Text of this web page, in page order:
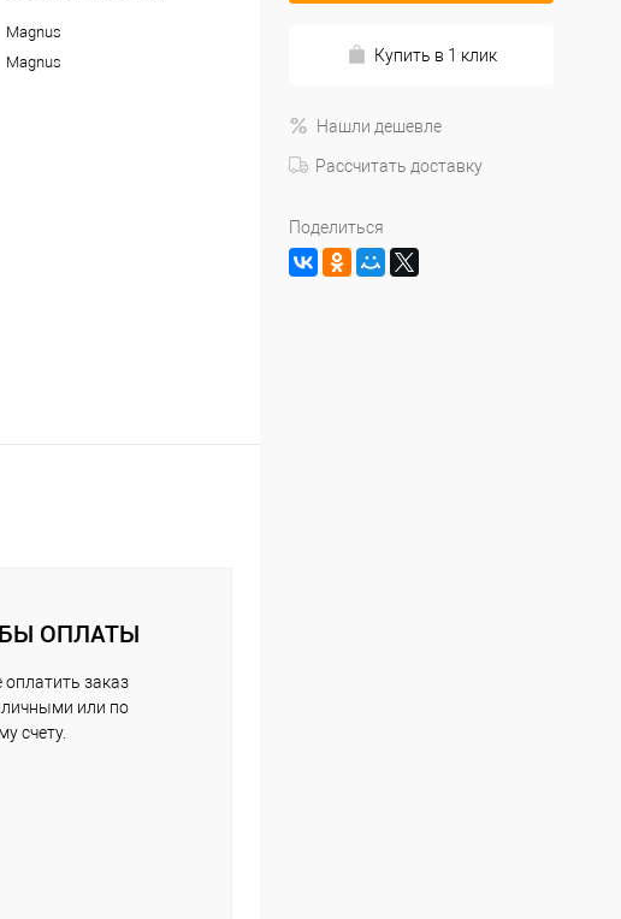
Magnus
Magnus
ОПЛАТЫ
заказ
или по
счету.
Купить в 1 клик
Нашли дешевле
Рассчитать доставку
Поделиться